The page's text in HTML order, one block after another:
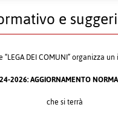
e
“LEGA DEI COMUNI” organizza
2026: AGGIORNAMENTO
che si terrà